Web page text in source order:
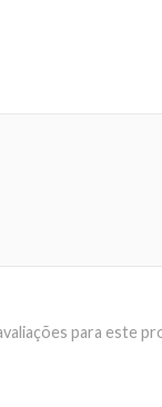
para este